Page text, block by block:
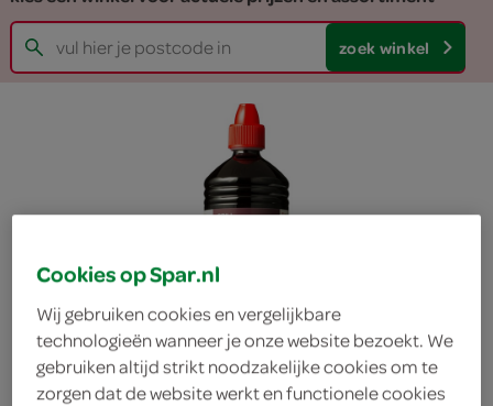
zoek winkel
Cookies op Spar.nl
Wij gebruiken cookies en vergelijkbare
technologieën wanneer je onze website bezoekt. We
gebruiken altijd strikt noodzakelijke cookies om te
zorgen dat de website werkt en functionele cookies